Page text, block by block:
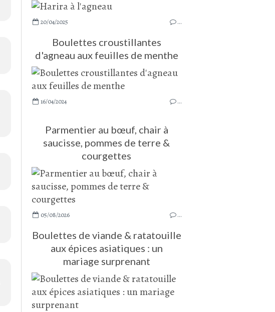
20/04/2025 …
Boulettes croustillantes
d'agneau aux feuilles de menthe
16/04/2024 …
Parmentier au bœuf, chair à
saucisse, pommes de terre &
courgettes
05/08/2026 …
Boulettes de viande & ratatouille
aux épices asiatiques : un
mariage surprenant